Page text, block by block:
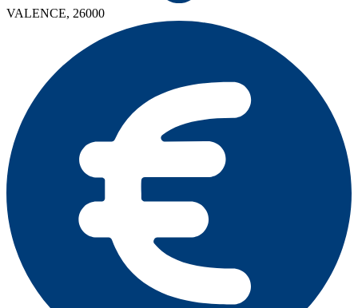
VALENCE, 26000